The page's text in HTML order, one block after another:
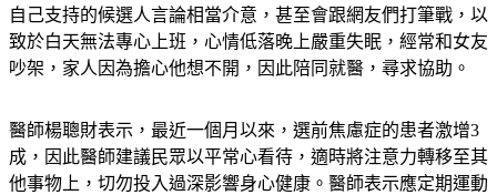
作，無法回家幫忙拉票，只好每天關注社群網站，對於不利於
自己支持的候選人言論相當介意，甚至會跟網友們打筆戰，以
致於白天無法專心上班，心情低落晚上嚴重失眠，經常和女友
醫師楊聰財表示，最近一個月以來，選前焦慮症的患者激增3
成，因此醫師建議民眾以平常心看待，適時將注意力轉移至其